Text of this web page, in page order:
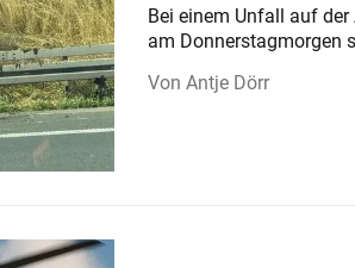
Bei einem Unfall auf
am Donnerstagmorgen
Antje Dörr